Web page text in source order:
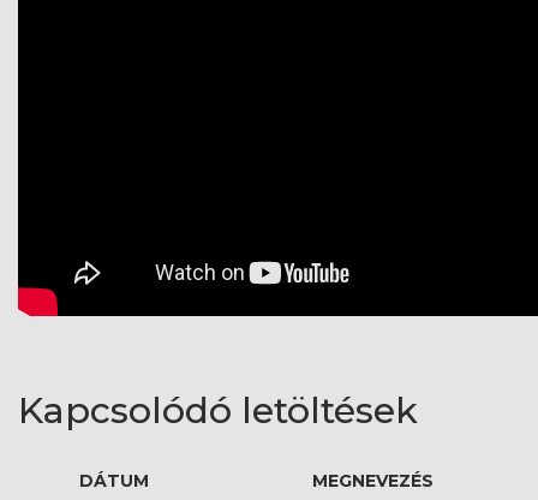
Kapcsolódó letöltések
DÁTUM MEGNEVEZÉS